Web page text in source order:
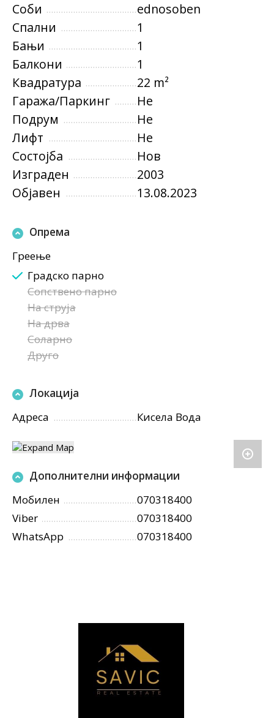
Соби
ednosoben
Спални
1
Бањи
1
Балкони
1
Квадратура
22 m²
Гаража/Паркинг
Не
Подрум
Не
Лифт
Не
Состојба
Нов
Изграден
2003
Објавен
13.08.2023
Опрема
Греење
Градско парно
Сопствено парно
На струја
На дрва
Соларно
Друго
Локација
Адреса
Кисела Вода
Дополнителни информации
Мобилен
070318400
Viber
070318400
WhatsApp
070318400